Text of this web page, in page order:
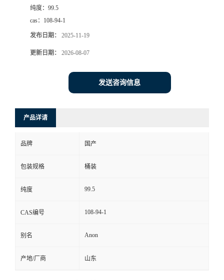
纯度： 99.5
cas： 108-94-1
发布日期： 2025-11-19
更新日期： 2026-08-07
发送咨询信息
产品详请
品牌 国产
包装规格 桶装
纯度 99.5
CAS编号 108-94-1
别名 Anon
产地/厂商 山东